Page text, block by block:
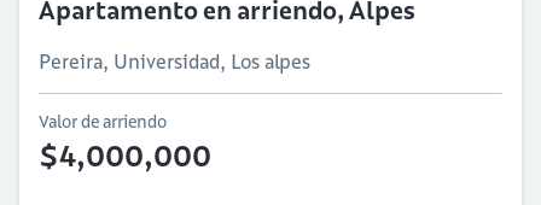
Apartamento en arriendo, Alpes
Pereira, Universidad, Los alpes
Valor de arriendo
$4,000,000